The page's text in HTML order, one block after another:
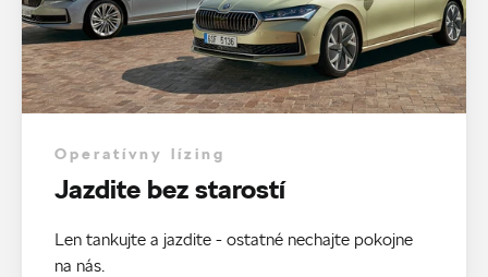
Operatívny lízing
Jazdite bez starostí
Len tankujte a jazdite - ostatné nechajte pokojne
na nás.